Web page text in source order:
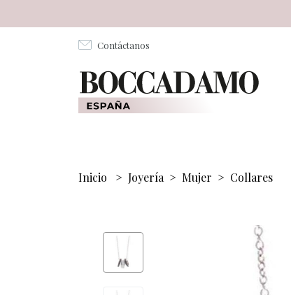
Contáctanos
Inicio > Joyería > Mujer > Collares